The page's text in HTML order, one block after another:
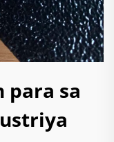
para sa